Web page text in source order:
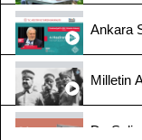
Ankara
Milletin
Dr.